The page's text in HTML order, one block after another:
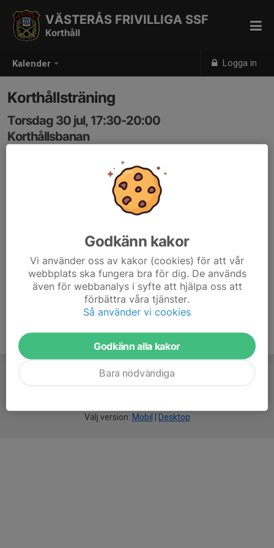
Kalender Logga in
VÄSTERÅS FRIVILLIGA SSF
Korthåll
Korthållsträning
Torsdag 30 jul, 17:30-20:00
Korthållsbanan
Välj version: Mobil Desktop
Godkänn kakor
Vi använder oss av kakor (cookies) för att vår
webbplats ska fungera bra för dig. De används
även för webbanalys i syfte att hjälpa oss att
förbättra våra tjänster.
Så använder vi cookies
Godkänn alla kakor
Bara nödvändiga